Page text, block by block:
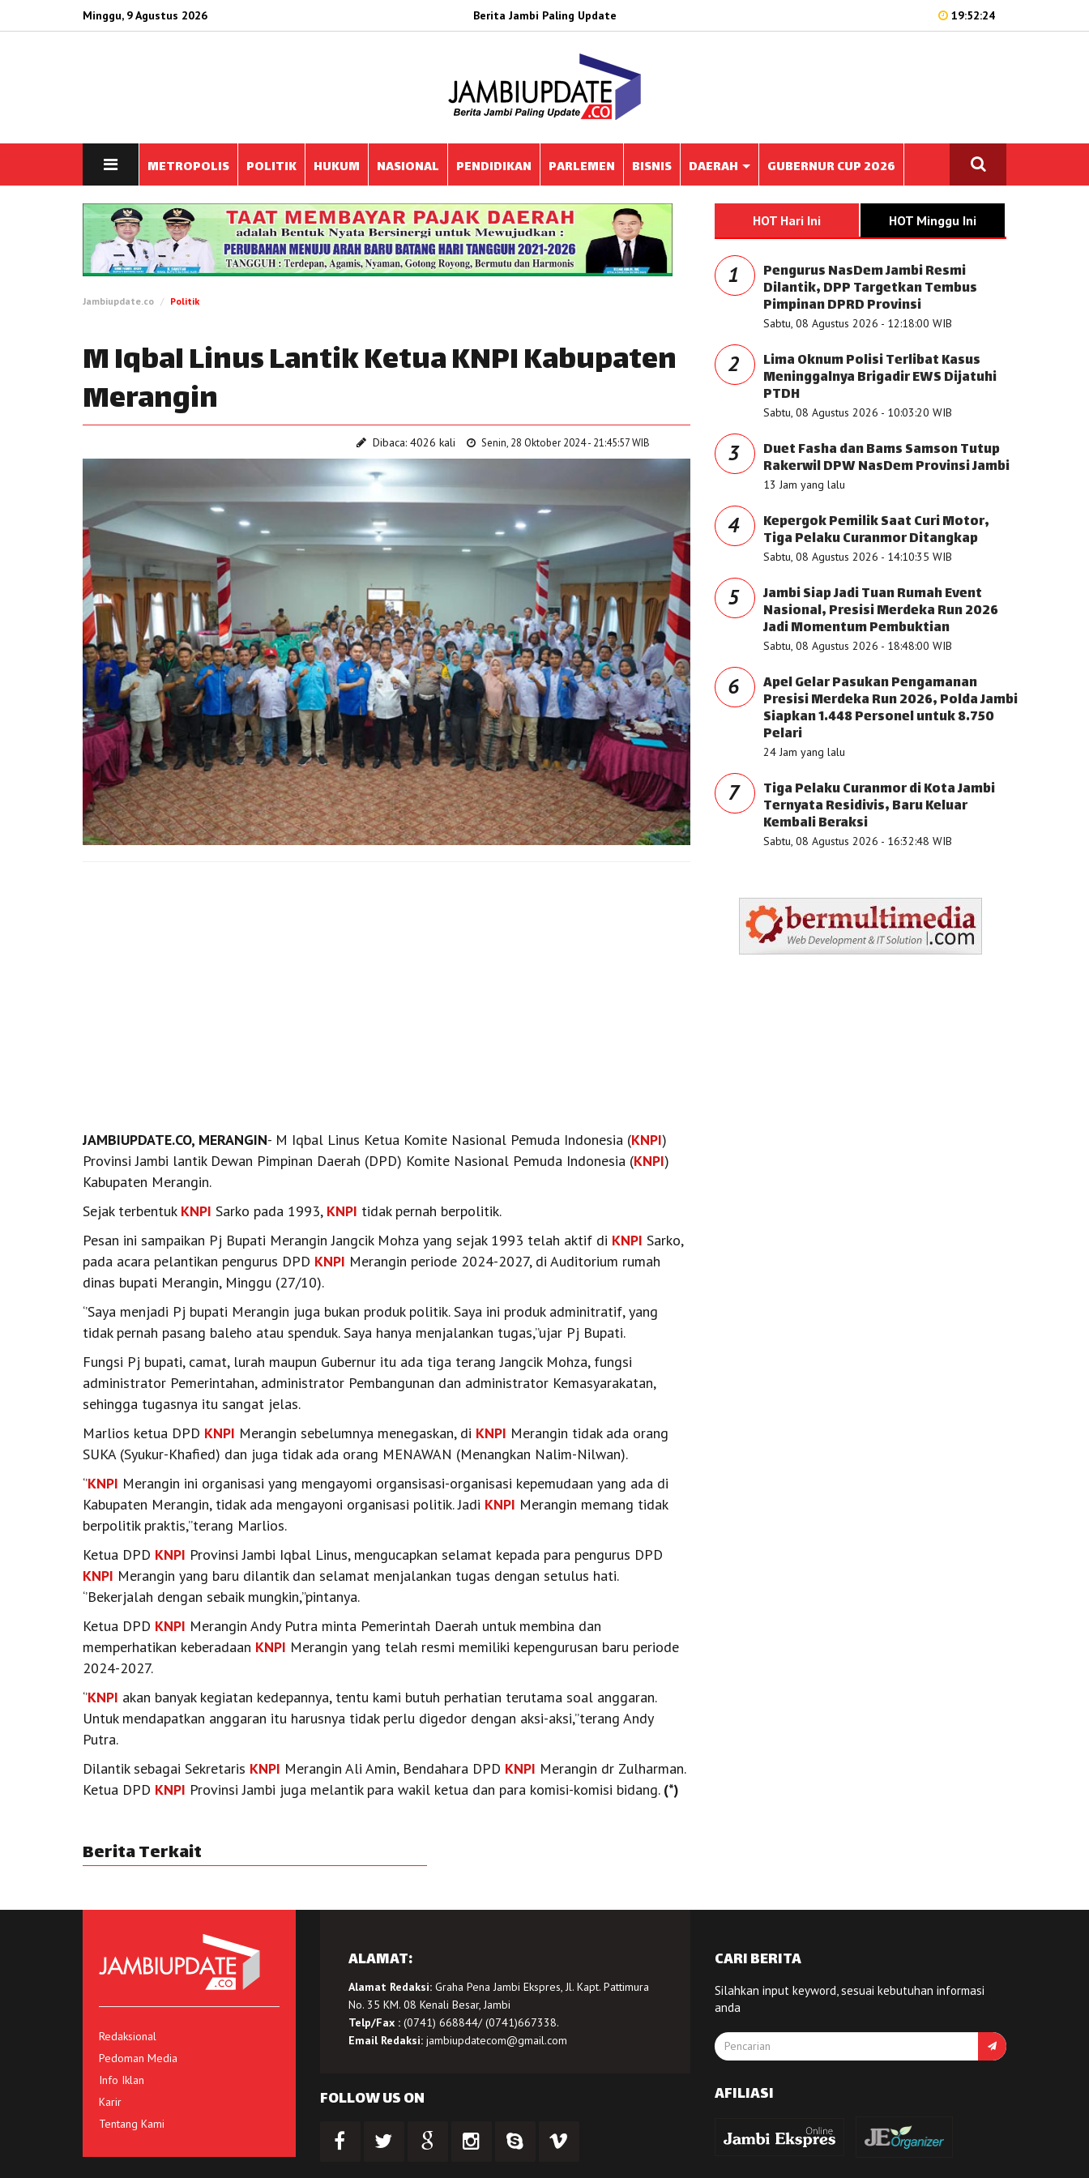
Minggu, 9 Agustus 2026 Berita Jambi Paling Update 19:52:24
METROPOLIS POLITIK HUKUM NASIONAL PENDIDIKAN PARLEMEN BISNIS DAERAH GUBERNUR CUP 2026
Jambiupdate.co Politik
M Iqbal Linus Lantik Ketua KNPI Kabupaten
Merangin
Dibaca: 4026 kali Senin, 28 Oktober 2024 - 21:45:57 WIB
JAMBIUPDATE.CO, MERANGIN- M Iqbal Linus Ketua Komite Nasional Pemuda Indonesia (KNPI)
Provinsi Jambi lantik Dewan Pimpinan Daerah (DPD) Komite Nasional Pemuda Indonesia (KNPI)
Kabupaten Merangin.
Sejak terbentuk KNPI Sarko pada 1993, KNPI tidak pernah berpolitik.
Pesan ini sampaikan Pj Bupati Merangin Jangcik Mohza yang sejak 1993 telah aktif di KNPI Sarko,
pada acara pelantikan pengurus DPD KNPI Merangin periode 2024-2027, di Auditorium rumah
dinas bupati Merangin, Minggu (27/10).
‘’Saya menjadi Pj bupati Merangin juga bukan produk politik. Saya ini produk adminitratif, yang
tidak pernah pasang baleho atau spenduk. Saya hanya menjalankan tugas,’’ujar Pj Bupati.
Fungsi Pj bupati, camat, lurah maupun Gubernur itu ada tiga terang Jangcik Mohza, fungsi
administrator Pemerintahan, administrator Pembangunan dan administrator Kemasyarakatan,
sehingga tugasnya itu sangat jelas.
Marlios ketua DPD KNPI Merangin sebelumnya menegaskan, di KNPI Merangin tidak ada orang
SUKA (Syukur-Khafied) dan juga tidak ada orang MENAWAN (Menangkan Nalim-Nilwan).
‘’KNPI Merangin ini organisasi yang mengayomi organsisasi-organisasi kepemudaan yang ada di
Kabupaten Merangin, tidak ada mengayoni organisasi politik. Jadi KNPI Merangin memang tidak
berpolitik praktis,’’terang Marlios.
Ketua DPD KNPI Provinsi Jambi Iqbal Linus, mengucapkan selamat kepada para pengurus DPD
KNPI Merangin yang baru dilantik dan selamat menjalankan tugas dengan setulus hati.
‘’Bekerjalah dengan sebaik mungkin,’’pintanya.
Ketua DPD KNPI Merangin Andy Putra minta Pemerintah Daerah untuk membina dan
memperhatikan keberadaan KNPI Merangin yang telah resmi memiliki kepengurusan baru periode
2024-2027.
‘’KNPI akan banyak kegiatan kedepannya, tentu kami butuh perhatian terutama soal anggaran.
Untuk mendapatkan anggaran itu harusnya tidak perlu digedor dengan aksi-aksi,’’terang Andy
Putra.
Dilantik sebagai Sekretaris KNPI Merangin Ali Amin, Bendahara DPD KNPI Merangin dr Zulharman.
Ketua DPD KNPI Provinsi Jambi juga melantik para wakil ketua dan para komisi-komisi bidang. (*)
Berita Terkait
HOT Hari Ini HOT Minggu Ini
1 Pengurus NasDem Jambi Resmi
Dilantik, DPP Targetkan Tembus
Pimpinan DPRD Provinsi
Sabtu, 08 Agustus 2026 - 12:18:00 WIB
2 Lima Oknum Polisi Terlibat Kasus
Meninggalnya Brigadir EWS Dijatuhi
PTDH
Sabtu, 08 Agustus 2026 - 10:03:20 WIB
3 Duet Fasha dan Bams Samson Tutup
Rakerwil DPW NasDem Provinsi Jambi
13 Jam yang lalu
4 Kepergok Pemilik Saat Curi Motor,
Tiga Pelaku Curanmor Ditangkap
Sabtu, 08 Agustus 2026 - 14:10:35 WIB
5 Jambi Siap Jadi Tuan Rumah Event
Nasional, Presisi Merdeka Run 2026
Jadi Momentum Pembuktian
Sabtu, 08 Agustus 2026 - 18:48:00 WIB
6 Apel Gelar Pasukan Pengamanan
Presisi Merdeka Run 2026, Polda Jambi
Siapkan 1.448 Personel untuk 8.750
Pelari
24 Jam yang lalu
7 Tiga Pelaku Curanmor di Kota Jambi
Ternyata Residivis, Baru Keluar
Kembali Beraksi
Sabtu, 08 Agustus 2026 - 16:32:48 WIB
Redaksional
Pedoman Media
Info Iklan
Karir
Tentang Kami
ALAMAT:
Alamat Redaksi:Graha Pena Jambi Ekspres, Jl. Kapt. Pattimura
No. 35 KM. 08 Kenali Besar, Jambi
Telp/Fax :(0741) 668844/ (0741)667338.
Email Redaksi: jambiupdatecom@gmail.com
FOLLOW US ON
CARI BERITA
Silahkan input keyword, sesuai kebutuhan informasi
anda
AFILIASI